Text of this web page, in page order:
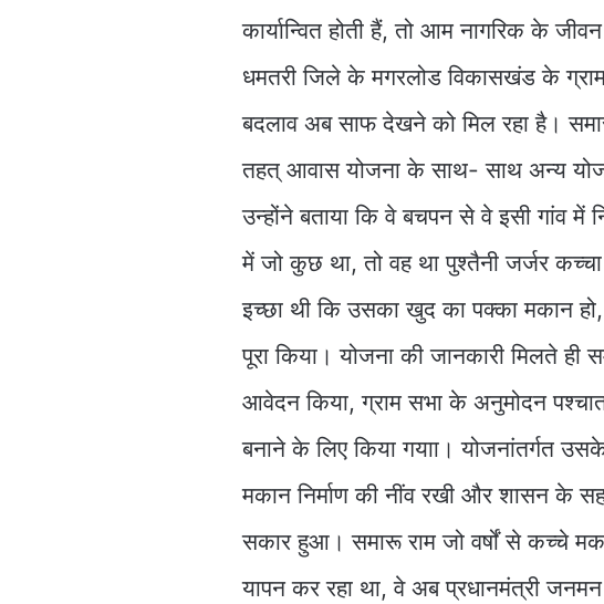
कार्यान्वित होती हैं, तो आम नागरिक के
धमतरी जिले के मगरलोड विकासखंड के
बदलाव अब साफ देखने को मिल रहा है।
तहत् आवास योजना के साथ- साथ अन्य
उन्होंने बताया कि वे बचपन से वे इसी गांव
में जो कुछ था, तो वह था पुश्तैनी जर्जर
इच्छा थी कि उसका खुद का पक्का मकान
पूरा किया। योजना की जानकारी मिलते
आवेदन किया, ग्राम सभा के अनुमोदन
बनाने के लिए किया गयाा। योजनांतर्गत
मकान निर्माण की नींव रखी और शासन के
सकार हुआ। समारू राम जो वर्षों से कच्चे
यापन कर रहा था, वे अब प्रधानमंत्री